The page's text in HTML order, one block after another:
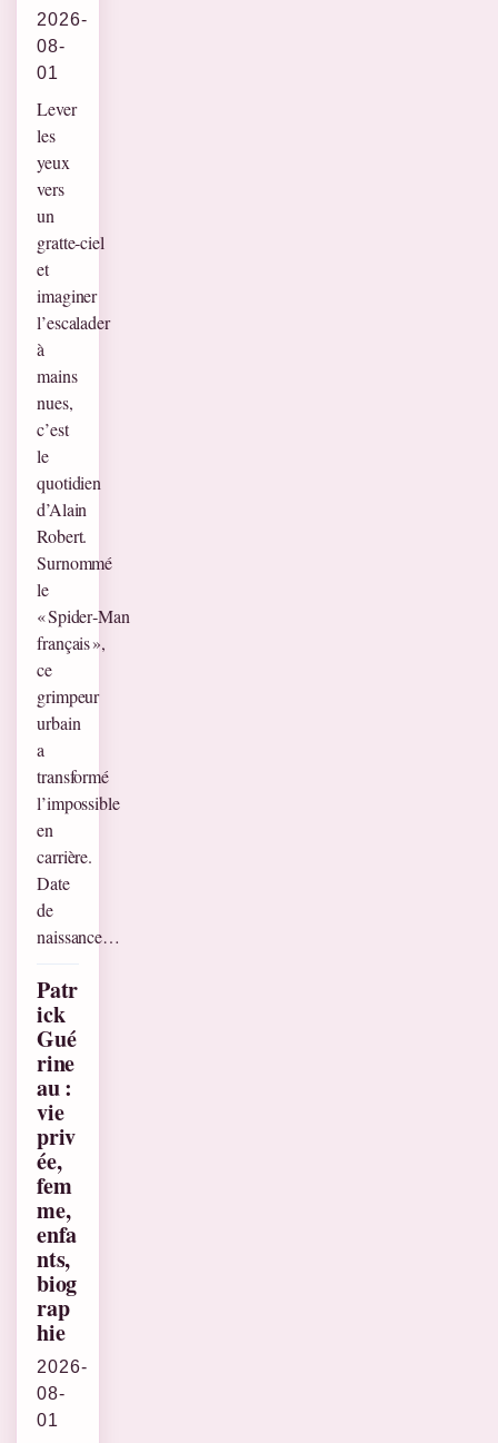
2026-
08-
01
Lever
les
yeux
vers
un
gratte‑ciel
et
imaginer
l’escalader
à
mains
nues,
c’est
le
quotidien
d’Alain
Robert.
Surnommé
le
« Spider‑Man
français »,
ce
grimpeur
urbain
a
transformé
l’impossible
en
carrière.
Date
de
naissance…
Patr
ick
Gué
rine
au :
vie
priv
ée,
fem
me,
enfa
nts,
biog
rap
hie
2026-
08-
01